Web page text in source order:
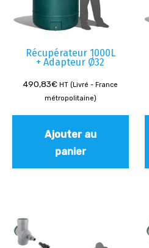
Récupérateur 1000L
+ Adapteur Ø32
490,83€ HT (Livré - France
métropolitaine)
Ajouter au
panier